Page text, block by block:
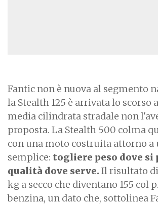
Fantic non è nuova al segmento
la Stealth 125 è arrivata lo scorso
media cilindrata stradale non
proposta. La Stealth 500 colma
con una moto costruita attorno a
semplice: togliere peso dove si
qualità dove serve. Il risultato
kg a secco che diventano 155 col
benzina, un dato che, sottolinea